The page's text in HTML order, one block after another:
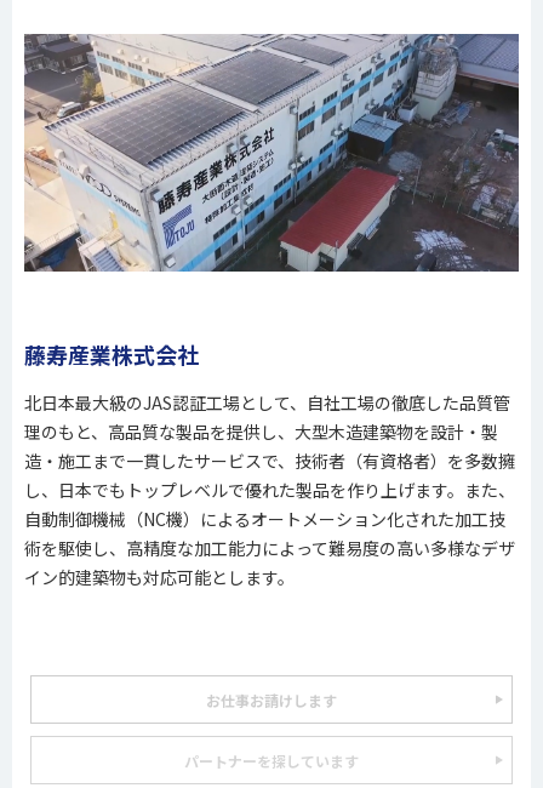
藤寿産業株式会社
北日本最大級のJAS認証工場として、自社工場の徹底した品質管
理のもと、高品質な製品を提供し、大型木造建築物を設計・製
造・施工まで一貫したサービスで、技術者（有資格者）を多数擁
し、日本でもトップレベルで優れた製品を作り上げます。また、
自動制御機械（NC機）によるオートメーション化された加工技
術を駆使し、高精度な加工能力によって難易度の高い多様なデザ
イン的建築物も対応可能とします。
お仕事お請けします
パートナーを探しています